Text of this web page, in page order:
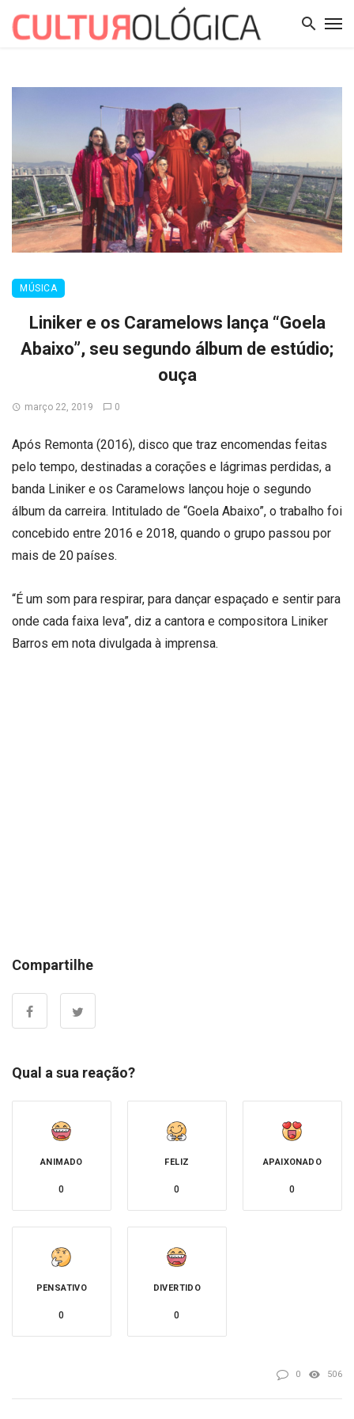
MÚSICA
Liniker e os Caramelows lança “Goela
Abaixo”, seu segundo álbum de estúdio;
ouça
março 22, 2019 0
Após Remonta (2016), disco que traz encomendas feitas
pelo tempo, destinadas a corações e lágrimas perdidas, a
banda Liniker e os Caramelows lançou hoje o segundo
álbum da carreira. Intitulado de “Goela Abaixo”, o trabalho foi
concebido entre 2016 e 2018, quando o grupo passou por
mais de 20 países.
“É um som para respirar, para dançar espaçado e sentir para
onde cada faixa leva”, diz a cantora e compositora Liniker
Barros em nota divulgada à imprensa.
Compartilhe
Qual a sua reação?
ANIMADO
0
FELIZ
0
APAIXONADO
0
PENSATIVO
0
DIVERTIDO
0
0 506